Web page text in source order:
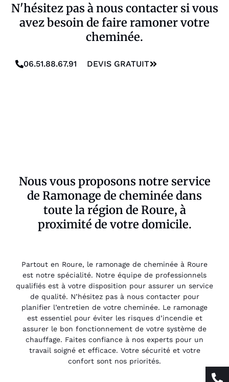
N'hésitez pas à nous contacter si vous
avez besoin de faire ramoner votre
cheminée.
06.51.88.67.91 DEVIS GRATUIT
Nous vous proposons notre service
de Ramonage de cheminée dans
toute la région de Roure, à
proximité de votre domicile.
Partout en Roure, le ramonage de cheminée à Roure
est notre spécialité. Notre équipe de professionnels
qualifiés est à votre disposition pour assurer un service
de qualité. N’hésitez pas à nous contacter pour
planifier l’entretien de votre cheminée. Le ramonage
est essentiel pour éviter les risques d’incendie et
assurer le bon fonctionnement de votre système de
chauffage. Faites confiance à nos experts pour un
travail soigné et efficace. Votre sécurité et votre
confort sont nos priorités.